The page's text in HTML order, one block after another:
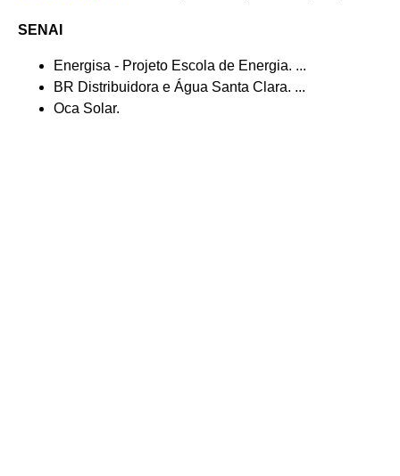
SENAI
Energisa - Projeto Escola de Energia. ...
BR Distribuidora e Água Santa Clara. ...
Oca Solar.